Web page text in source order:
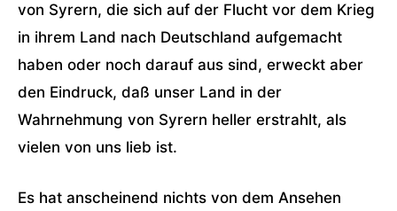
von Syrern, die sich auf der Flucht vor dem Krieg
in ihrem Land nach Deutschland aufgemacht
haben oder noch darauf aus sind, erweckt aber
den Eindruck, daß unser Land in der
Wahrnehmung von Syrern heller erstrahlt, als
vielen von uns lieb ist.
Es hat anscheinend nichts von dem Ansehen